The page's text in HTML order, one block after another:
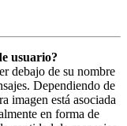
usuario?
debajo de su nombre
Dependiendo de
imagen está asociada
en forma de